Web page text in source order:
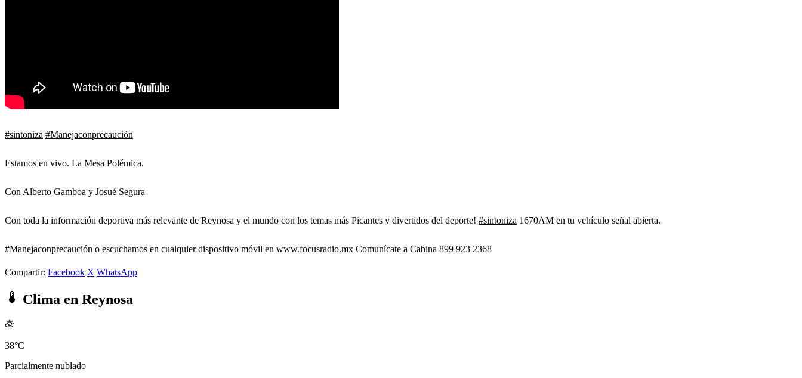
#sintoniza #Manejaconprecaución
Estamos en vivo. La Mesa Polémica.
Con Alberto Gamboa y Josué Segura
Con toda la información deportiva más relevante de Reynosa y el mundo con los temas más Picantes y divertidos del deporte! #sintoniza 1670AM en tu vehículo señal abierta.
#Manejaconprecaución o escuchamos en cualquier dispositivo móvil en www.focusradio.mx Comunícate a Cabina 899 923 2368
Compartir: Facebook X WhatsApp
Clima en Reynosa
38°C
Parcialmente nublado